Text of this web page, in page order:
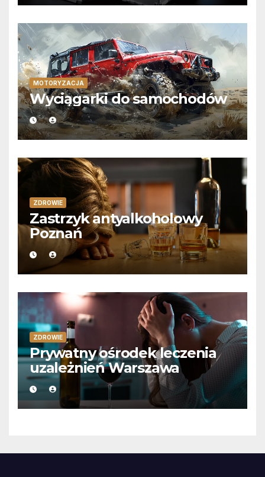
MOTORYZACJA
Wyciągarki do samochodów
ZDROWIE
Zastrzyk antyalkoholowy
Poznań
ZDROWIE
Prywatny ośrodek leczenia
uzależnień Warszawa